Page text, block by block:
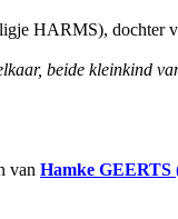
HARMS), dochter
beide kleinkind
van Hamke GEERTS